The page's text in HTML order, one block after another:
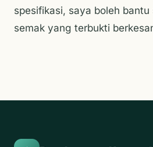
spesifikasi, saya boleh bantu
semak yang terbukti